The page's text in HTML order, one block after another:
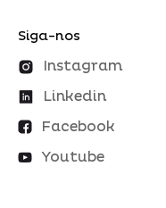
Siga-nos
Instagram
Linkedin
Facebook
Youtube